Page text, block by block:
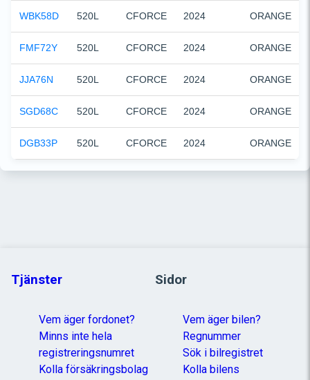
WBK58D 520L CFORCE 2024 ORANGE
FMF72Y 520L CFORCE 2024 ORANGE
JJA76N 520L CFORCE 2024 ORANGE
SGD68C 520L CFORCE 2024 ORANGE
DGB33P 520L CFORCE 2024 ORANGE
Tjänster
Vem äger fordonet?
Minns inte hela
registreringsnumret
Kolla försäkringsbolag
Sidor
Vem äger bilen?
Regnummer
Sök i bilregistret
Kolla bilens